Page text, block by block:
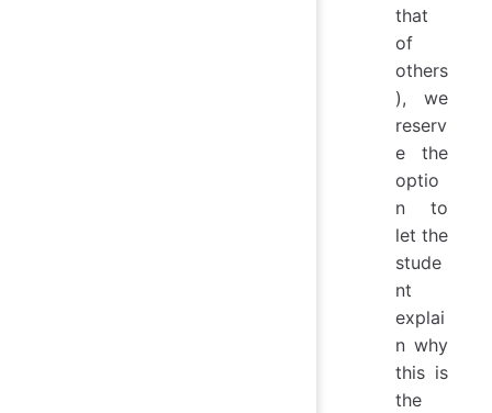
that
of
others
), we
reserv
e the
optio
n to
let the
stude
nt
explai
n why
this is
the